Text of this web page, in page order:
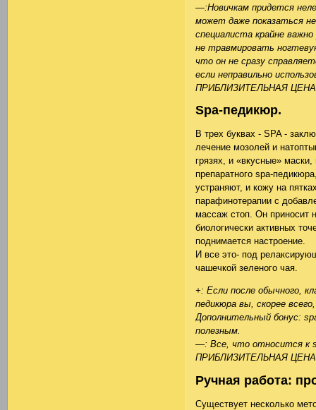
—:Новичкам придется
может даже показаться
специалиста крайне
не травмировать
что он не сразу
если неправильно
ПРИБЛИЗИТЕЛЬНАЯ
Spa-педикюр.
В трех буквах - SPA -
лечение мозолей и
грязях, и «вкусные»
препаратного spa-
устраняют, и кожу на
парафинотерапии с
массаж стоп. Он приносит
биологически активных
поднимается настроение.
И все это- под
чашечкой зеленого чая.
+: Если после обычного,
педикюра вы, скорее
Дополнительный бонус:
полезным.
—: Все, что относится к
ПРИБЛИЗИТЕЛЬНАЯ
Ручная работа:
Существует несколько